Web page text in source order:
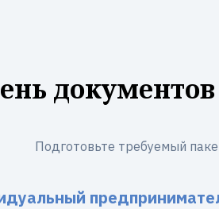
Подготовьте требуемый